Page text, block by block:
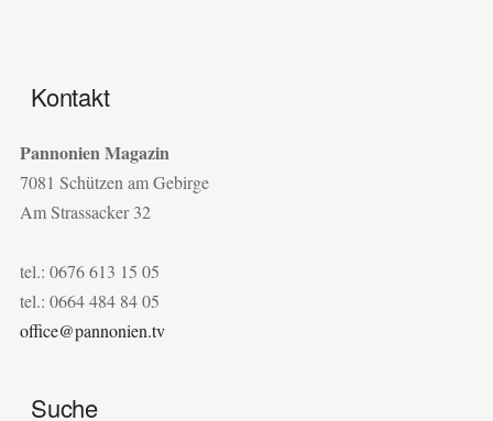
Kontakt
Pannonien Magazin
7081 Schützen am Gebirge
Am Strassacker 32
tel.: 0676 613 15 05
tel.: 0664 484 84 05
office@pannonien.tv
Suche